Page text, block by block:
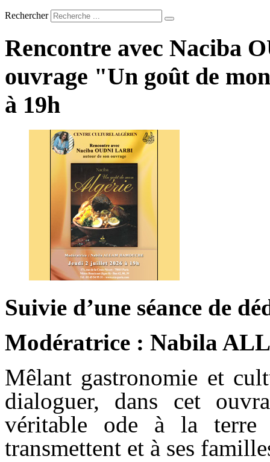
Rechercher
Rencontre avec Naciba
ouvrage "Un goût de mon
à 19h
Suivie d’une séance de
Modératrice : Nabila
Mêlant gastronomie et
dialoguer, dans cet
véritable ode à la terre
transmettent et à ses